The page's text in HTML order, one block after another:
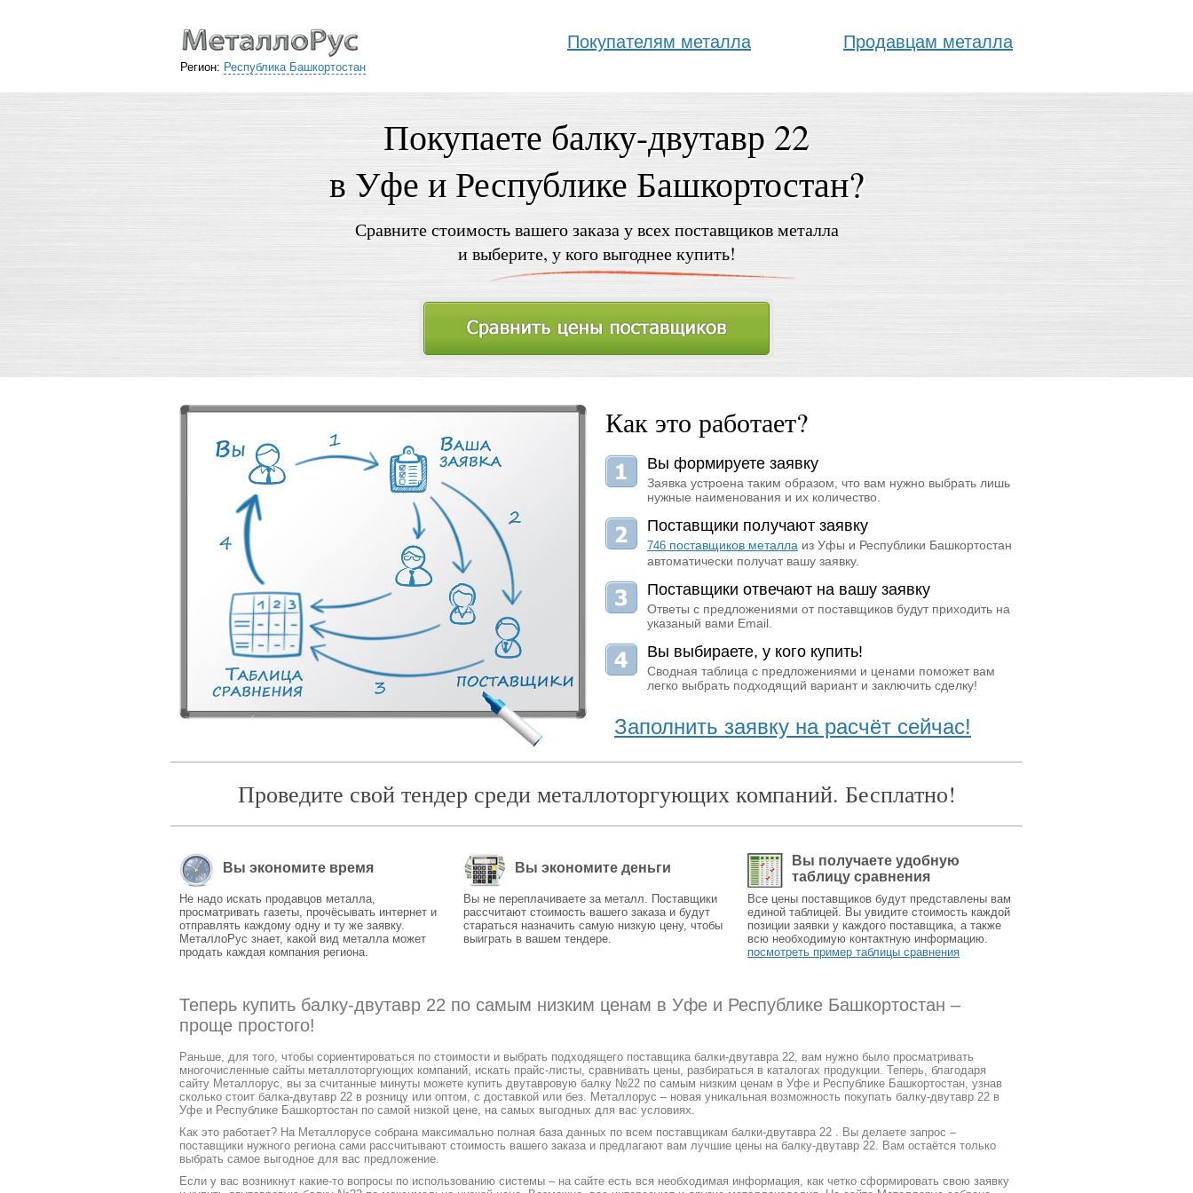
Регион: Республика Башкортостан
Покупателям металла Продавцам металла
Покупаете балку-двутавр 22
в Уфе и Республике Башкортостан?
Сравните стоимость вашего заказа у всех поставщиков металла
и выберите, у кого выгоднее купить!
Как это работает?
Вы формируете заявку
Заявка устроена таким образом, что вам нужно выбрать лишь
нужные наименования и их количество.
Поставщики получают заявку
746 поставщиков металла из Уфы и Республики Башкортостан
автоматически получат вашу заявку.
Поставщики отвечают на вашу заявку
Ответы с предложениями от поставщиков будут приходить на
указаный вами Email.
Вы выбираете, у кого купить!
Сводная таблица с предложениями и ценами поможет вам
легко выбрать подходящий вариант и заключить сделку!
Заполнить заявку на расчёт сейчас!
Проведите свой тендер среди металлоторгующих компаний. Бесплатно!
Вы экономите время
Не надо искать продавцов металла,
просматривать газеты, прочёсывать интернет и
отправлять каждому одну и ту же заявку.
МеталлоРус знает, какой вид металла может
продать каждая компания региона.
Вы экономите деньги
Вы не переплачиваете за металл. Поставщики
рассчитают стоимость вашего заказа и будут
стараться назначить самую низкую цену, чтобы
выиграть в вашем тендере.
Вы получаете удобную
таблицу сравнения
Все цены поставщиков будут представлены вам
единой таблицей. Вы увидите стоимость каждой
позиции заявки у каждого поставщика, а также
всю необходимую контактную информацию.
посмотреть пример таблицы сравнения
Теперь купить балку-двутавр 22 по самым низким ценам в Уфе и Республике Башкортостан –
проще простого!
Раньше, для того, чтобы сориентироваться по стоимости и выбрать подходящего поставщика балки-двутавра 22, вам нужно было просматривать
многочисленные сайты металлоторгующих компаний, искать прайс-листы, сравнивать цены, разбираться в каталогах продукции. Теперь, благодаря
сайту Металлорус, вы за считанные минуты можете купить двутавровую балку №22 по самым низким ценам в Уфе и Республике Башкортостан, узнав
сколько стоит балка-двутавр 22 в розницу или оптом, с доставкой или без. Металлорус – новая уникальная возможность покупать балку-двутавр 22 в
Уфе и Республике Башкортостан по самой низкой цене, на самых выгодных для вас условиях.
Как это работает? На Металлорусе собрана максимально полная база данных по всем поставщикам балки-двутавра 22 . Вы делаете запрос –
поставщики нужного региона сами рассчитывают стоимость вашего заказа и предлагают вам лучшие цены на балку-двутавр 22. Вам остаётся только
выбрать самое выгодное для вас предложение.
Если у вас возникнут какие-то вопросы по использованию системы – на сайте есть вся необходимая информация, как четко сформировать свою заявку